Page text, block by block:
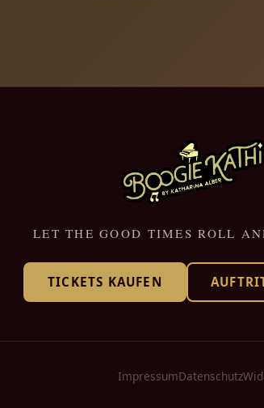
LET THE GOOD TIMES ROLL
TICKETS KAUFEN
ImpressumDatenschutz